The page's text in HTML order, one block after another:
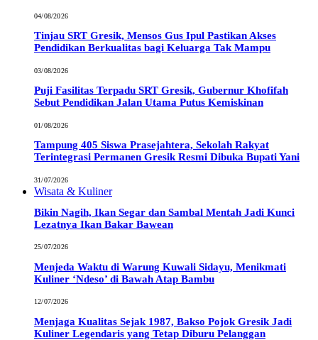
04/08/2026
Tinjau SRT Gresik, Mensos Gus Ipul Pastikan Akses
Pendidikan Berkualitas bagi Keluarga Tak Mampu
03/08/2026
Puji Fasilitas Terpadu SRT Gresik, Gubernur Khofifah
Sebut Pendidikan Jalan Utama Putus Kemiskinan
01/08/2026
Tampung 405 Siswa Prasejahtera, Sekolah Rakyat
Terintegrasi Permanen Gresik Resmi Dibuka Bupati Yani
31/07/2026
Wisata & Kuliner
Bikin Nagih, Ikan Segar dan Sambal Mentah Jadi Kunci
Lezatnya Ikan Bakar Bawean
25/07/2026
Menjeda Waktu di Warung Kuwali Sidayu, Menikmati
Kuliner ‘Ndeso’ di Bawah Atap Bambu
12/07/2026
Menjaga Kualitas Sejak 1987, Bakso Pojok Gresik Jadi
Kuliner Legendaris yang Tetap Diburu Pelanggan